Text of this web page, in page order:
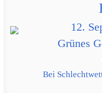
12.
Grünes
Bei